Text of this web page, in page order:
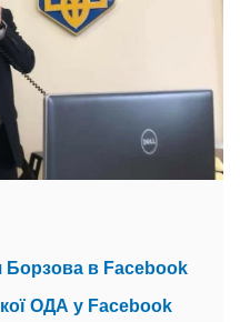
Борзова в Facebook
ОДА у Facebook